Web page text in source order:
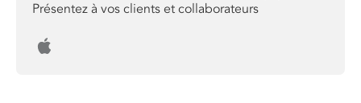
Présentez à vos clients et collaborateurs